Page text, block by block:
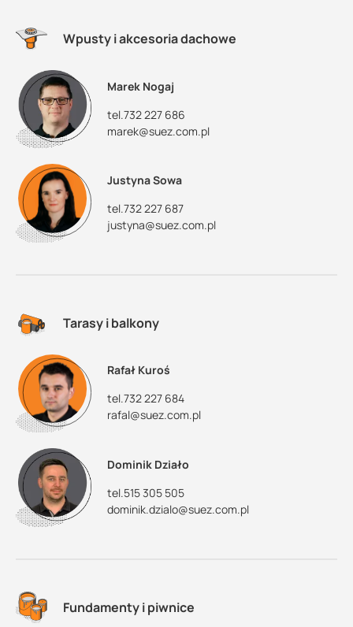
Wpusty i akcesoria dachowe
Marek Nogaj
tel.732 227 686
marek@suez.com.pl
Justyna Sowa
tel.732 227 687
justyna@suez.com.pl
Tarasy i balkony
Rafał Kuroś
tel.732 227 684
rafal@suez.com.pl
Dominik Działo
tel.515 305 505
dominik.dzialo@suez.com.pl
Fundamenty i piwnice